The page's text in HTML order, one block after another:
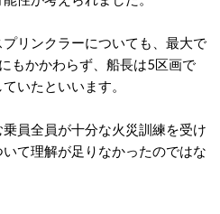
リンクラーについても、最大で
もかかわらず、船長は5区画で
いたといいます。
員全員が十分な火災訓練を受け
て理解が足りなかったのではな